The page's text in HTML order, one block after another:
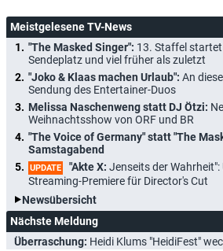
Meistgelesene TV-News
"The Masked Singer": 13. Staffel
Sendeplatz und viel früher als zuletzt
"Joko & Klaas machen Urlaub": An
Sendung des Entertainer-Duos
Melissa Naschenweng statt DJ Ötzi:
Weihnachtsshow von ORF und BR
"The Voice of Germany" statt "The
Samstagabend
UPDATE "Akte X: Jenseits der
Streaming-Premiere für Director's Cut
Newsübersicht
Nächste Meldung
Überraschung: Heidi Klums "HeidiFest"